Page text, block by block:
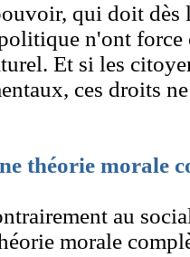
qui doit dès
n'ont
Et si les
ces droits
théorie morale
au
morale